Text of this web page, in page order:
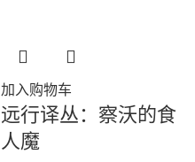
加入购物车
远行译丛：察沃的食
人魔